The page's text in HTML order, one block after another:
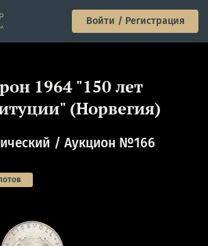
Войти / Регистрация
1964 "150 лет
(Норвегия)
Аукцион №166